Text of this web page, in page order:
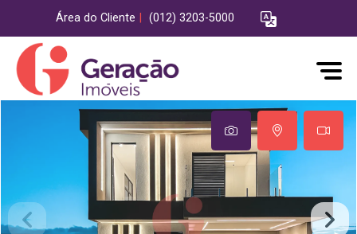
Área do Cliente (012) 3203-5000